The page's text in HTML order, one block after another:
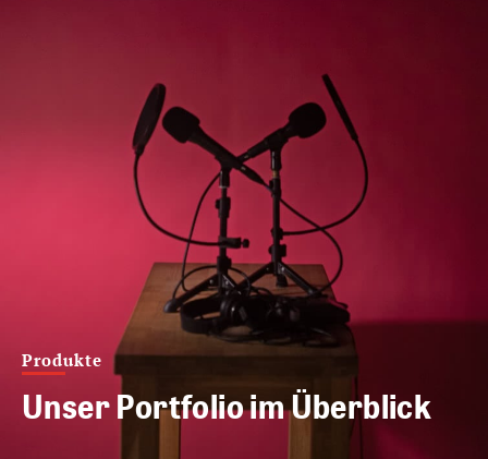
Produkte
Unser Portfolio im Überblick